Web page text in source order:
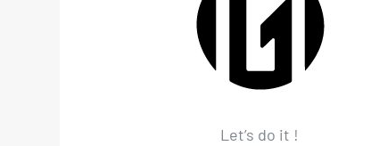
Let’s do it !